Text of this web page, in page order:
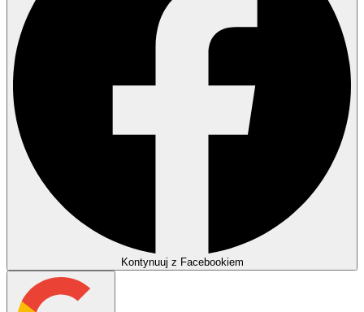
Kontynuuj z Facebookiem